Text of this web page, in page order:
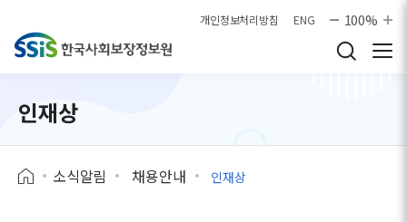
개인정보처리방침 ENG 100%
인재상
소식알림 채용안내 인재상